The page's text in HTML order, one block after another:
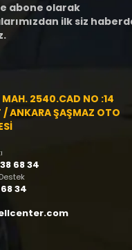
abone olarak
ilk siz
MAH. 2540.CAD NO :14
/ ANKARA ŞAŞMAZ OTO
68 34
34